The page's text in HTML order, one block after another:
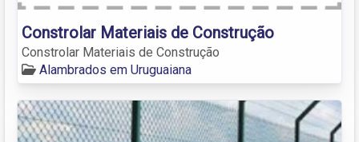
Constrolar Materiais de Construção
Constrolar Materiais de Construção
Alambrados em Uruguaiana